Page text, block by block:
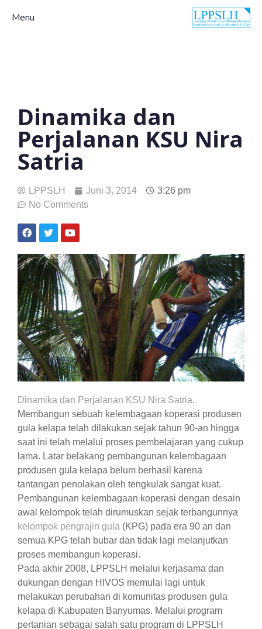
Menu
Dinamika dan
Perjalanan KSU Nira
Satria
LPPSLH Juni 3, 2014
3:26 pm
No Comments
Dinamika dan Perjalanan KSU Nira Satria.
Membangun sebuah kelembagaan koperasi produsen
gula kelapa telah dilakukan sejak tahun 90-an hingga
saat ini telah melalui proses pembelajaran yang cukup
lama. Latar belakang pembangunan kelembagaan
produsen gula kelapa belum berhasil karena
tantangan penolakan oleh tengkulak sangat kuat.
Pembangunan kelembagaan koperasi dengan desain
awal kelompok telah dirumuskan sejak terbangunnya
kelompok pengrajin gula (KPG) pada era 90 an dan
semua KPG telah bubar dan tidak lagi melanjutkan
proses membangun koperasi.
Pada akhir 2008, LPPSLH melalui kerjasama dan
dukungan dengan HIVOS memulai lagi untuk
melakukan perubahan di komunitas produsen gula
kelapa di Kabupaten Banyumas. Melalui program
pertanian sebagai salah satu program di LPPSLH